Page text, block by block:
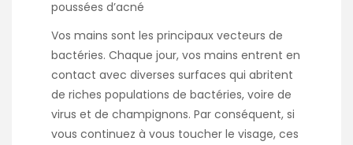
poussées d’acné
Vos mains sont les principaux vecteurs de
bactéries. Chaque jour, vos mains entrent en
contact avec diverses surfaces qui abritent
de riches populations de bactéries, voire de
virus et de champignons. Par conséquent, si
vous continuez à vous toucher le visage, ces